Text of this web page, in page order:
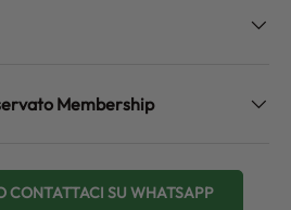
Membership
CONTATTACI SU WHATSAPP